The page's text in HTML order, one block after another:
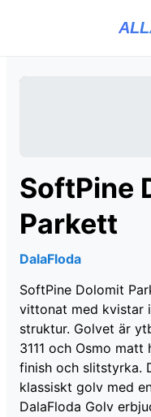
SoftPine
Parkett
DalaFloda
SoftPine Dolomit
vittonat med kvistar
struktur. Golvet är
3111 och Osmo
finish och slitstyrka.
klassiskt golv med
DalaFloda Golv